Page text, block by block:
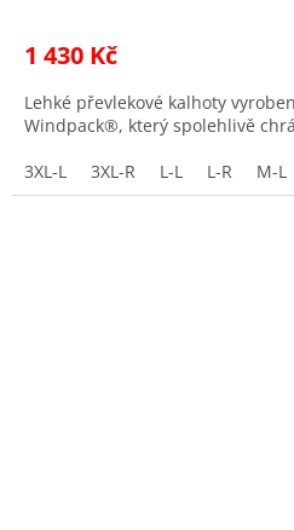
1 430 Kč
Lehké převlekové kalhoty
Windpack®, který spolehlivě
3XL-L
3XL-R L-L L-R M-L